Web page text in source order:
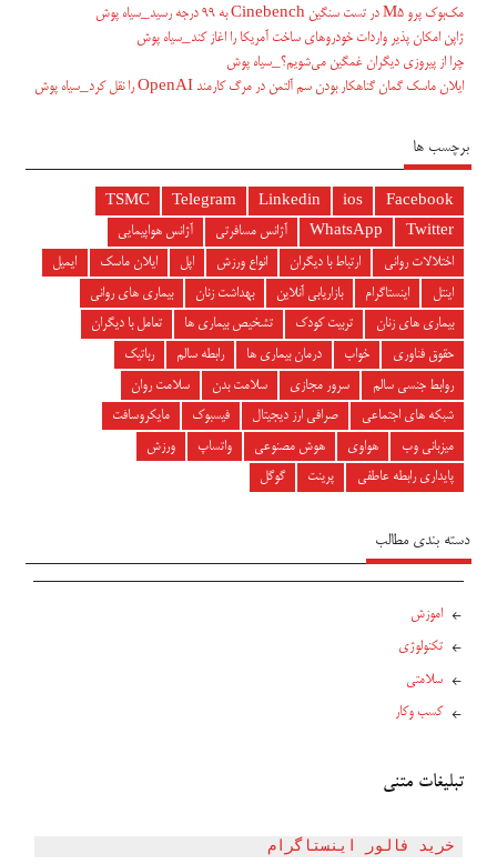
مک‌بوک پرو M5 در تست سنگین Cinebench به ۹۹ درجه رسید_سیاه پوش
ژاپن امکان پذیر واردات خودروهای ساخت آمریکا را اغاز کند_سیاه پوش
چرا از پیروزی دیگران غمگین می‌شویم؟_سیاه پوش
ایلان ماسک گمان گناهکار بودن سم آلتمن در مرگ کارمند OpenAI را نقل کرد_سیاه پوش
برچسب ها
Facebook
ios
Linkedin
Telegram
TSMC
Twitter
WhatsApp آژانس مسافرتی
آژانس هواپیمایی
اختلالات روانی
ارتباط با دیگران انواع ورزش اپل ایلان ماسک
ایمیل
اینتل
اینستاگرام بازاریابی آنلاین بهداشت زنان
بیماری های روانی
بیماری های زنان
تربیت کودک تشخیص بیماری ها
تعامل با دیگران
حقوق فناوری
خواب درمان بیماری ها رابطه سالم
رباتیک
روابط جنسی سالم
سرور مجازی سلامت بدن
سلامت روان
شبکه های اجتماعی
صرافی ارز دیجیتال فیسبوک
مایکروسافت
میزبانی وب
هواوی هوش مصنوعی واتساپ
ورزش
پایداری رابطه عاطفی
پرینت گوگل
دسته بندی مطالب
اموزش
تکنولوژی
سلامتی
کسب وکار
تبلیغات متنی
خرید فالور اینستاگرام